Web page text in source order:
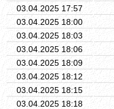
03.04.2025 17:57
03.04.2025 18:00
03.04.2025 18:03
03.04.2025 18:06
03.04.2025 18:09
03.04.2025 18:12
03.04.2025 18:15
03.04.2025 18:18